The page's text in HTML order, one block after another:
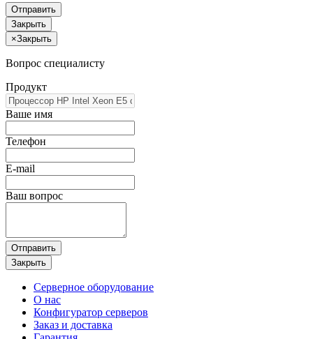
Отправить
Закрыть
×Закрыть
Вопрос специалисту
Продукт
Ваше имя
Телефон
E-mail
Ваш вопрос
Отправить
Закрыть
Серверное оборудование
О нас
Конфигуратор серверов
Заказ и доставка